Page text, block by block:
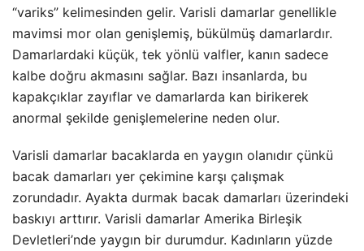
“variks” kelimesinden gelir. Varisli damarlar genellikle
mavimsi mor olan genişlemiş, bükülmüş damarlardır.
Damarlardaki küçük, tek yönlü valfler, kanın sadece
kalbe doğru akmasını sağlar. Bazı insanlarda, bu
kapakçıklar zayıflar ve damarlarda kan birikerek
anormal şekilde genişlemelerine neden olur.
Varisli damarlar bacaklarda en yaygın olanıdır çünkü
bacak damarları yer çekimine karşı çalışmak
zorundadır. Ayakta durmak bacak damarları üzerindeki
baskıyı arttırır. Varisli damarlar Amerika Birleşik
Devletleri’nde yaygın bir durumdur. Kadınların yüzde